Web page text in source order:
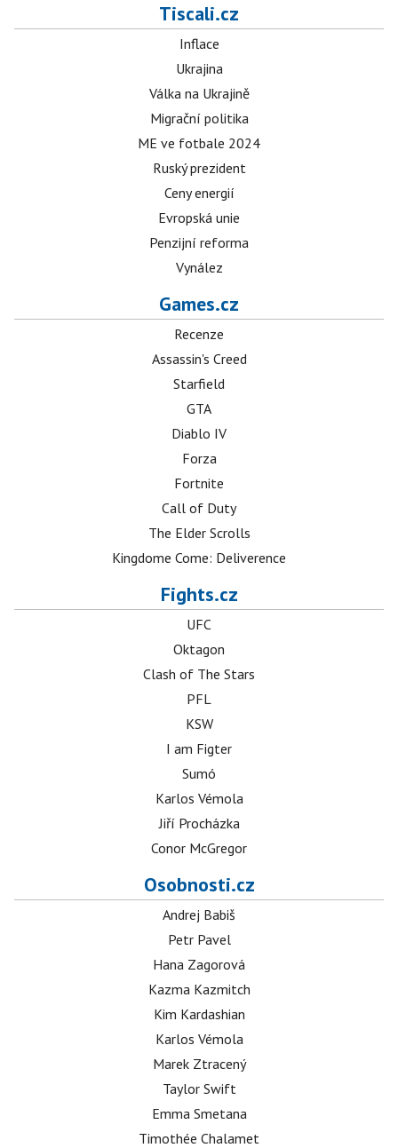
Tiscali.cz
Inflace
Ukrajina
Válka na Ukrajině
Migrační politika
ME ve fotbale 2024
Ruský prezident
Ceny energií
Evropská unie
Penzijní reforma
Vynález
Games.cz
Recenze
Assassin's Creed
Starfield
GTA
Diablo IV
Forza
Fortnite
Call of Duty
The Elder Scrolls
Kingdome Come: Deliverence
Fights.cz
UFC
Oktagon
Clash of The Stars
PFL
KSW
I am Figter
Sumó
Karlos Vémola
Jiří Procházka
Conor McGregor
Osobnosti.cz
Andrej Babiš
Petr Pavel
Hana Zagorová
Kazma Kazmitch
Kim Kardashian
Karlos Vémola
Marek Ztracený
Taylor Swift
Emma Smetana
Timothée Chalamet